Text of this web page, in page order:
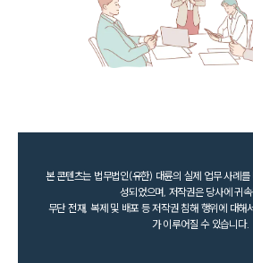
본 콘텐츠는 법무법인(유한) 대륜의 실제 업무 사례
성되었으며, 저작권은 당사에 귀
무단 전재, 복제 및 배포 등 저작권 침해 행위에 대해
가 이루어질 수 있습니다.